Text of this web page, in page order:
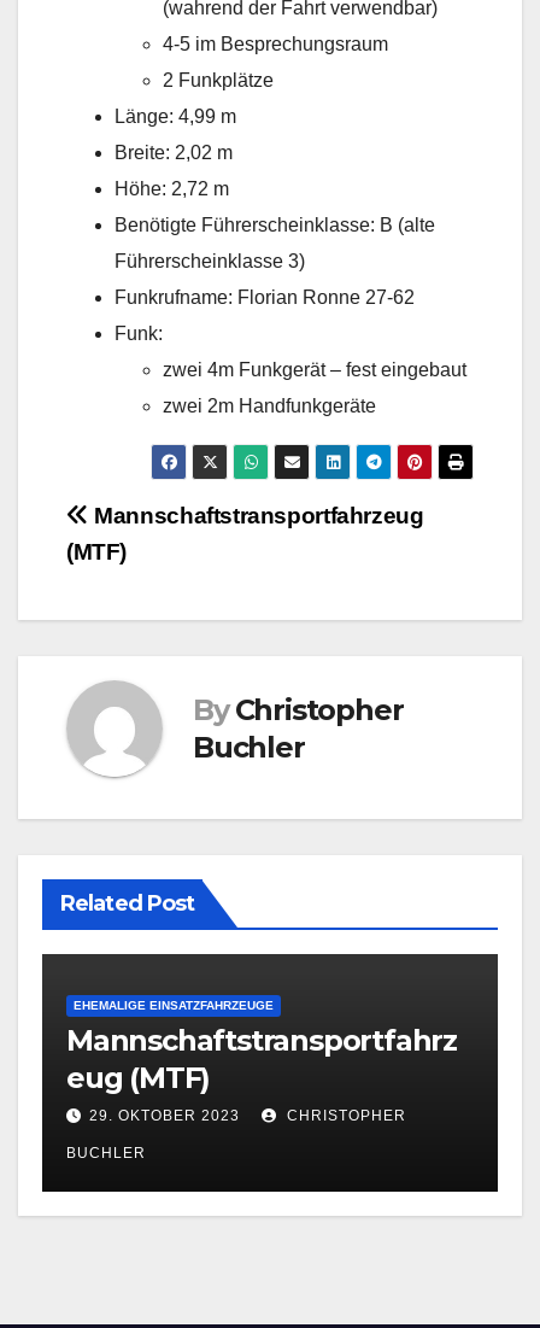
(wahrend der Fahrt verwendbar)
4-5 im Besprechungsraum
2 Funkplätze
Länge: 4,99 m
Breite: 2,02 m
Höhe: 2,72 m
Benötigte Führerscheinklasse: B (alte
Führerscheinklasse 3)
Funkrufname: Florian Ronne 27-62
Funk:
zwei 4m Funkgerät – fest eingebaut
zwei 2m Handfunkgeräte
Beitragsnavigation
Mannschaftstransportfahrzeug
(MTF)
By Christopher
Buchler
Related Post
EHEMALIGE EINSATZFAHRZEUGE
Mannschaftstransportfahrz
eug (MTF)
29. OKTOBER 2023 CHRISTOPHER
BUCHLER